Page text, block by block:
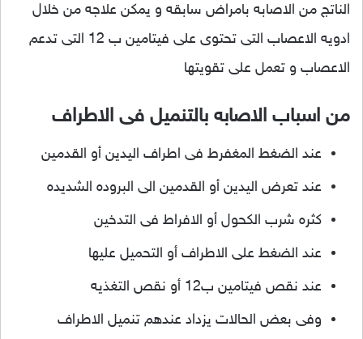
الناتج من الاصابه بامراض سابقه و يمكن علاجه من خلال
ادويه الاعصاب التى تحتوى على فيتامين ب 12 التى تدعم
الاعصاب و تعمل على تقويتها
من اسباب الاصابه بالتنميل فى الاطراف
عند الضغط المغفرط فى اطراف اليدين أو القدمين
عند تعرض اليدين أو القدمين الى البروده الشديده
كثره شرب الكحول أو الافراط فى التدخين
عند الضغط على الاطراف أو التحميل عليها
عند نقص فيتامين ب12 أو نقص التغذيه
وفى بعض الحالات يزداد عندهم تنميل الاطراف